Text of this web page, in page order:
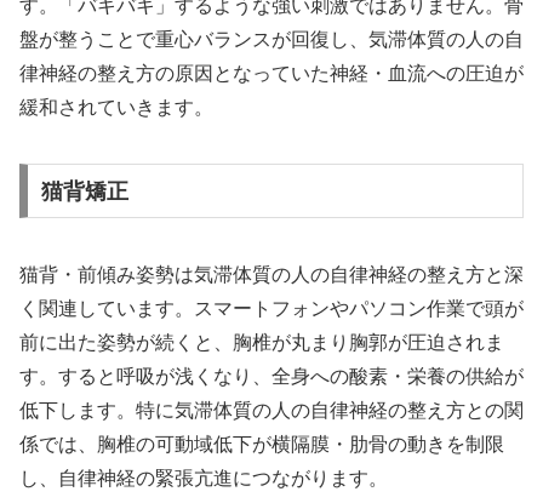
す。「バキバキ」するような強い刺激ではありません。骨
盤が整うことで重心バランスが回復し、気滞体質の人の自
律神経の整え方の原因となっていた神経・血流への圧迫が
緩和されていきます。
猫背矯正
猫背・前傾み姿勢は気滞体質の人の自律神経の整え方と深
く関連しています。スマートフォンやパソコン作業で頭が
前に出た姿勢が続くと、胸椎が丸まり胸郭が圧迫されま
す。すると呼吸が浅くなり、全身への酸素・栄養の供給が
低下します。特に気滞体質の人の自律神経の整え方との関
係では、胸椎の可動域低下が横隔膜・肋骨の動きを制限
し、自律神経の緊張亢進につながります。